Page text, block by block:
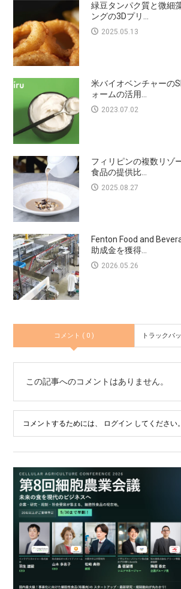
緑豆タンパク質と微細
ングの3Dプリ...
2025.05.13
米バイオベンチャーの
ォームの活用...
2023.07.02
フィリピンの複数リゾ
食品の提供比...
2025.08.27
Fenton Food and
助成金を獲得...
2026.05.26
コメント ( 0 ) トラックバ
この記事へのコメントはありません。
コメントするためには、 ログイン してください。